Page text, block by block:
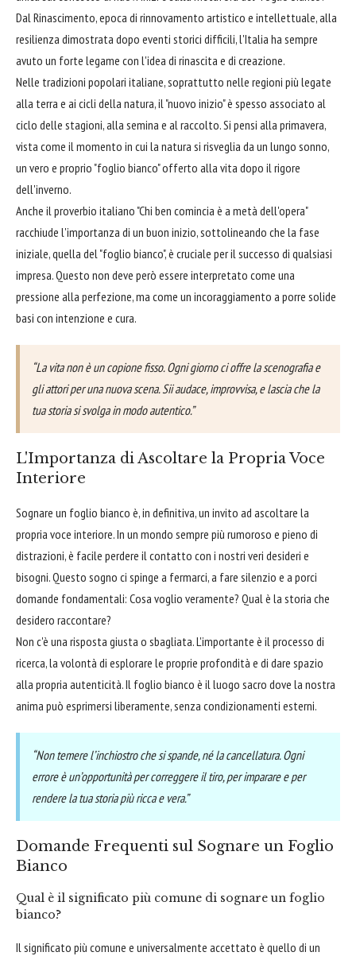
Dal Rinascimento, epoca di rinnovamento artistico e intellettuale, alla
resilienza dimostrata dopo eventi storici difficili, l'Italia ha sempre
avuto un forte legame con l'idea di rinascita e di creazione.
Nelle tradizioni popolari italiane, soprattutto nelle regioni più legate
alla terra e ai cicli della natura, il "nuovo inizio" è spesso associato al
ciclo delle stagioni, alla semina e al raccolto. Si pensi alla primavera,
vista come il momento in cui la natura si risveglia da un lungo sonno,
un vero e proprio "foglio bianco" offerto alla vita dopo il rigore
dell'inverno.
Anche il proverbio italiano "Chi ben comincia è a metà dell'opera"
racchiude l'importanza di un buon inizio, sottolineando che la fase
iniziale, quella del "foglio bianco", è cruciale per il successo di qualsiasi
impresa. Questo non deve però essere interpretato come una
pressione alla perfezione, ma come un incoraggiamento a porre solide
basi con intenzione e cura.
“La vita non è un copione fisso. Ogni giorno ci offre la scenografia e
gli attori per una nuova scena. Sii audace, improvvisa, e lascia che la
tua storia si svolga in modo autentico.”
L'Importanza di Ascoltare la Propria Voce
Interiore
Sognare un foglio bianco è, in definitiva, un invito ad ascoltare la
propria voce interiore. In un mondo sempre più rumoroso e pieno di
distrazioni, è facile perdere il contatto con i nostri veri desideri e
bisogni. Questo sogno ci spinge a fermarci, a fare silenzio e a porci
domande fondamentali: Cosa voglio veramente? Qual è la storia che
desidero raccontare?
Non c'è una risposta giusta o sbagliata. L'importante è il processo di
ricerca, la volontà di esplorare le proprie profondità e di dare spazio
alla propria autenticità. Il foglio bianco è il luogo sacro dove la nostra
anima può esprimersi liberamente, senza condizionamenti esterni.
“Non temere l’inchiostro che si spande, né la cancellatura. Ogni
errore è un’opportunità per correggere il tiro, per imparare e per
rendere la tua storia più ricca e vera.”
Domande Frequenti sul Sognare un Foglio
Bianco
Qual è il significato più comune di sognare un foglio
bianco?
Il significato più comune e universalmente accettato è quello di un